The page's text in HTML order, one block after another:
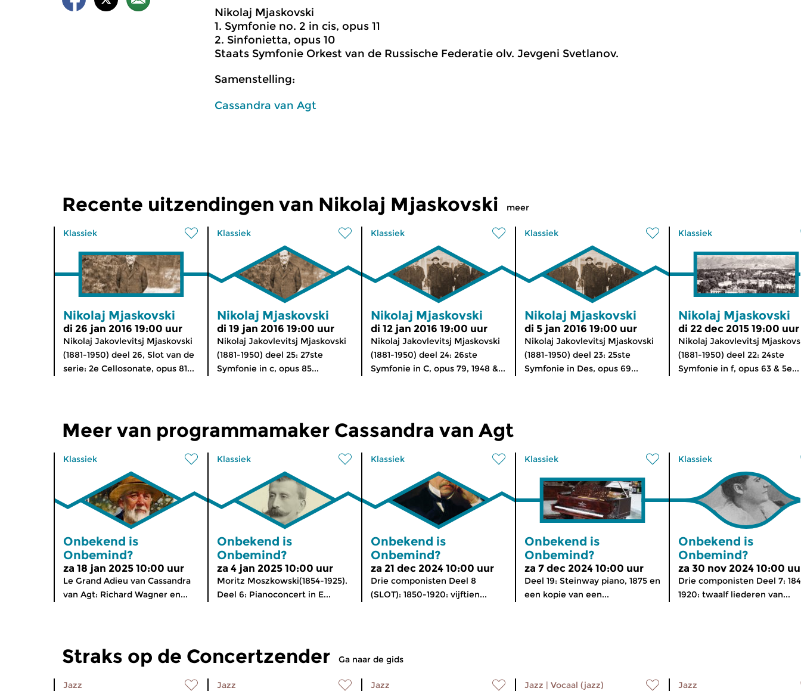
Nikolaj Mjaskovski
1. Symfonie no. 2 in cis, opus 11
2. Sinfonietta, opus 10
Staats Symfonie Orkest van de Russische Federatie olv. Jevgeni Svetlanov.
Samenstelling:
Cassandra van Agt
Recente uitzendingen van Nikolaj Mjaskovski meer
Klassiek
Nikolaj Mjaskovski
di 26 jan 2016 19:00 uur
Nikolaj Jakovlevitsj Mjaskovski
(1881-1950) deel 26, Slot van de
serie: 2e Cellosonate, opus 81...
Klassiek
Nikolaj Mjaskovski
di 19 jan 2016 19:00 uur
Nikolaj Jakovlevitsj Mjaskovski
(1881-1950) deel 25: 27ste
Symfonie in c, opus 85...
Klassiek
Nikolaj Mjaskovski
di 12 jan 2016 19:00 uur
Nikolaj Jakovlevitsj Mjaskovski
(1881-1950) deel 24: 26ste
Symfonie in C, opus 79, 1948 &...
Klassiek
Nikolaj Mjaskovski
di 5 jan 2016 19:00 uur
Nikolaj Jakovlevitsj Mjaskovski
(1881-1950) deel 23: 25ste
Symfonie in Des, opus 69...
Klassiek
Nikolaj Mjaskovski
di 22 dec 2015 19:00 uur
Nikolaj Jakovlevitsj
(1881-1950) deel 22: 24ste
Symfonie in f, opus 63 & 5e...
Meer van programmamaker Cassandra van Agt
Klassiek
Onbekend is
Onbemind?
za 18 jan 2025 10:00 uur
Le Grand Adieu van Cassandra
van Agt: Richard Wagner en...
Klassiek
Onbekend is
Onbemind?
za 4 jan 2025 10:00 uur
Moritz Moszkowski(1854-1925).
Deel 6: Pianoconcert in E...
Klassiek
Onbekend is
Onbemind?
za 21 dec 2024 10:00 uur
Drie componisten Deel 8
(SLOT): 1850-1920: vijftien...
Klassiek
Onbekend is
Onbemind?
za 7 dec 2024 10:00 uur
Deel 19: Steinway piano, 1875 en
een kopie van een...
Klassiek
Onbekend is
Onbemind?
za 30 nov 2024 10:00
Drie componisten Deel 7:
1920: twaalf liederen van...
Straks op de Concertzender Ga naar de gids
Jazz Jazz Jazz Jazz | Vocaal (jazz) Jazz